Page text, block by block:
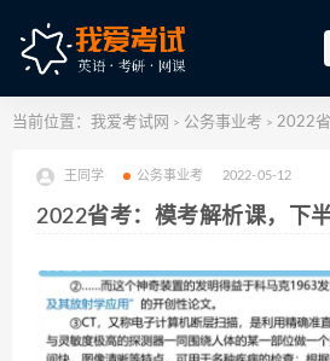
当前位置： 我爱考试网 > 公务事业考 > 2022省考
王同学 公务事业考 2022-05-12
2022省考：模考解析课，下